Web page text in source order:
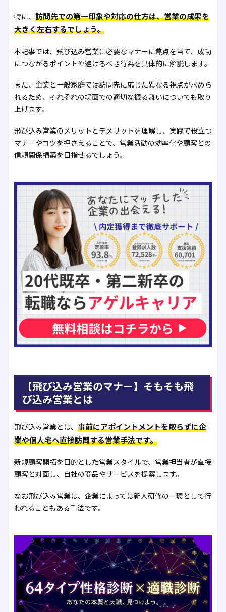
特に、 訪問先での第一印象や対応の仕方は、営業の成果を
大きく左右するでしょう。
本記事では、飛び込み営業に必要なマナーに焦点を当て、成功
につながるポイントや避けるべき行為を具体的に解説します。
また、企業と一般家庭では訪問先に応じた異なる視点が求めら
れるため、それぞれの場面での適切な振る舞いについても取り
上げます。
飛び込み営業のメリットとデメリットを理解し、実践で役立つ
マナーやコツを押さえることで、営業活動の効率化や顧客との
信頼関係構築を目指せるでしょう。
【飛び込み営業のマナー】そもそも飛
び込み営業とは
飛び込み営業とは、 事前にアポイントメントを取らずに企
業や個人宅へ直接訪問する営業手法です。
新規顧客開拓を目的とした営業スタイルで、営業担当者が直接
顧客と対面し、自社の商品やサービスを提案します。
なお飛び込み営業は、企業によっては新人研修の一環として行
われることもある手法です。